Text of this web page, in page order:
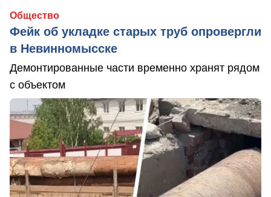
Общество
Фейк об укладке старых труб опровергли
в Невинномысске
Демонтированные части временно хранят рядом
с объектом